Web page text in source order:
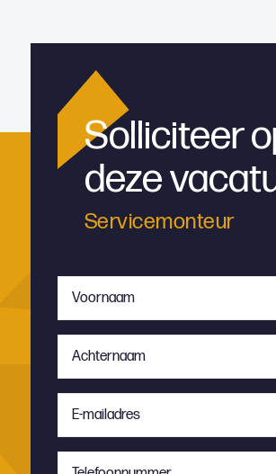
Solliciteer
deze
Servicemonteur
Voornaam
Achternaam
*Telefoonnummer